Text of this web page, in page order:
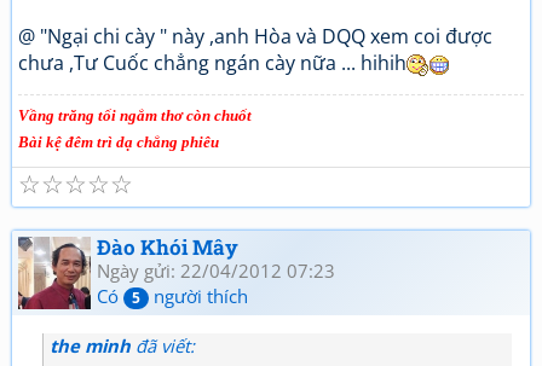
@ "Ngại chi cày " này ,anh Hòa và DQQ xem coi được
chưa ,Tư Cuốc chẳng ngán cày nữa ... hihih
Vầng trăng tối ngắm thơ còn chuốt
Bài kệ đêm trì dạ chẳng phiêu
☆
☆
☆
☆
☆
Đào Khói Mây
Ngày gửi: 22/04/2012 07:23
Có
5 người thích
the minh đã viết: